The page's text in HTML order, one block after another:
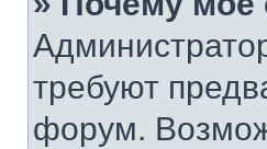
требуют
форум.